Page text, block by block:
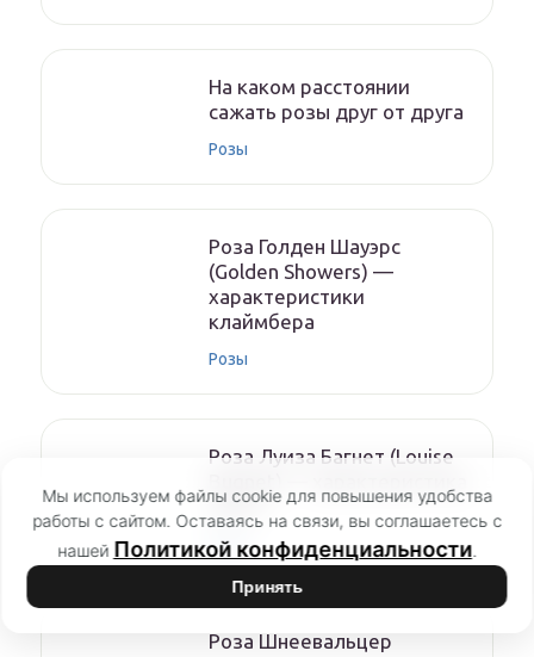
На каком расстоянии
сажать розы друг от друга
Розы
Роза Голден Шауэрс
(Golden Showers) —
характеристики
клаймбера
Розы
Роза Луиза Багнет (Louise
сорта
Розы
Роза Шнеевальцер
Мы используем файлы cookie для повышения удобства
работы с сайтом. Оставаясь на связи, вы соглашаетесь с
нашей Политикой конфиденциальности.
Принять